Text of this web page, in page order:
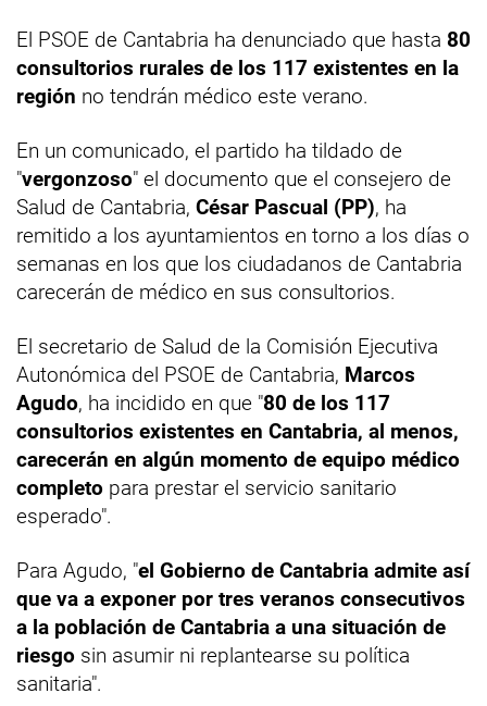
El PSOE de Cantabria ha denunciado que hasta 80
consultorios rurales de los 117 existentes en la
región no tendrán médico este verano.
En un comunicado, el partido ha tildado de
"vergonzoso" el documento que el consejero de
Salud de Cantabria, César Pascual (PP), ha
remitido a los ayuntamientos en torno a los días o
semanas en los que los ciudadanos de Cantabria
carecerán de médico en sus consultorios.
El secretario de Salud de la Comisión Ejecutiva
Autonómica del PSOE de Cantabria, Marcos
Agudo, ha incidido en que "80 de los 117
consultorios existentes en Cantabria, al menos,
carecerán en algún momento de equipo médico
completo para prestar el servicio sanitario
esperado".
Para Agudo, "el Gobierno de Cantabria admite así
que va a exponer por tres veranos consecutivos
a la población de Cantabria a una situación de
riesgo sin asumir ni replantearse su política
sanitaria".